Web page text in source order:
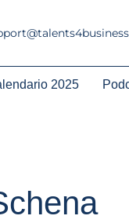
2025